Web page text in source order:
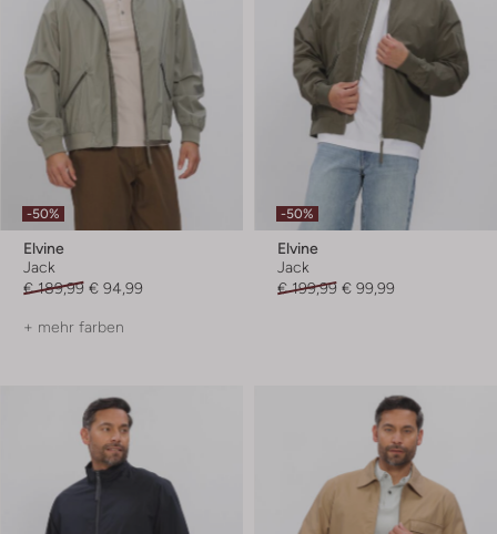
-50%
Elvine
Jack
€ 189,99 € 94,99
+ mehr farben
-50%
Elvine
Jack
€ 199,99 € 99,99